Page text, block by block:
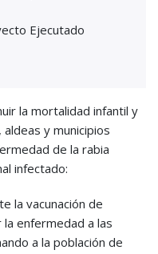
Ejecutado
la mortalidad infantil y
y municipios
de la rabia
infectado:
la vacunación de
enfermedad a las
a la población de